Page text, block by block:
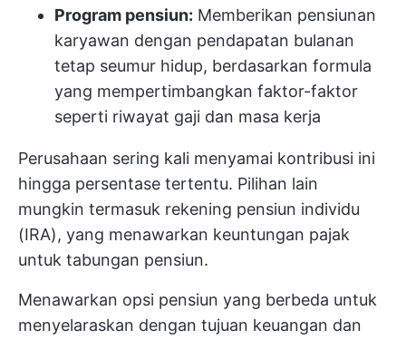
Program pensiun: Memberikan pensiunan
karyawan dengan pendapatan bulanan
tetap seumur hidup, berdasarkan formula
yang mempertimbangkan faktor-faktor
seperti riwayat gaji dan masa kerja
Perusahaan sering kali menyamai kontribusi ini
hingga persentase tertentu. Pilihan lain
mungkin termasuk rekening pensiun individu
(IRA), yang menawarkan keuntungan pajak
untuk tabungan pensiun.
Menawarkan opsi pensiun yang berbeda untuk
menyelaraskan dengan tujuan keuangan dan